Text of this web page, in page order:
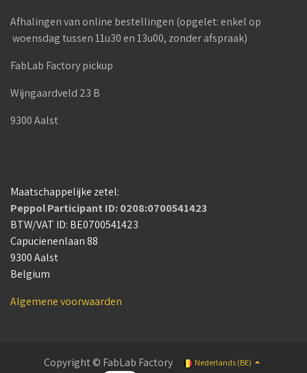
Afhalingen van online bestellingen (opgelet: enkel op
woensdag tussen 11u30 en 13u00, zonder afspraak)
FabLab Factory pickup
Wijngaardveld 23 B
9300 Aalst
Maatschappelijke zetel:
Peppol Participant ID: 0208:0700541423
BTW/VAT ID: BE0700541423
Capucienenlaan 88
9300 Aalst
Belgium
Algemene voorwaarden
Copyright © FabLab Factory Nederlands (BE)